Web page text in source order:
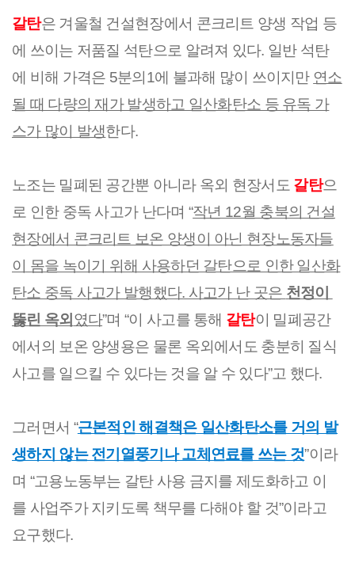
갈탄은 겨울철 건설현장에서 콘크리트 양생 작업 등
에 쓰이는 저품질 석탄으로 알려져 있다. 일반 석탄
에 비해 가격은 5분의1에 불과해 많이 쓰이지만 연소
될 때 다량의 재가 발생하고 일산화탄소 등 유독 가
스가 많이 발생한다.
노조는 밀폐된 공간뿐 아니라 옥외 현장서도 갈탄으
로 인한 중독 사고가 난다며 “작년 12월 충북의 건설
현장에서 콘크리트 보온 양생이 아닌 현장노동자들
이 몸을 녹이기 위해 사용하던 갈탄으로 인한 일산화
탄소 중독 사고가 발행했다. 사고가 난 곳은 천정이
뚫린 옥외 였다”며 “이 사고를 통해 갈탄이 밀폐공간
에서의 보온 양생용은 물론 옥외에서도 충분히 질식
사고를 일으킬 수 있다는 것을 알 수 있다”고 했다.
그러면서 “근본적인 해결책은 일산화탄소를 거의 발
생하지 않는 전기열풍기나 고체연료를 쓰는 것”이라
며 “고용노동부는 갈탄 사용 금지를 제도화하고 이
를 사업주가 지키도록 책무를 다해야 할 것”이라고
요구했다.